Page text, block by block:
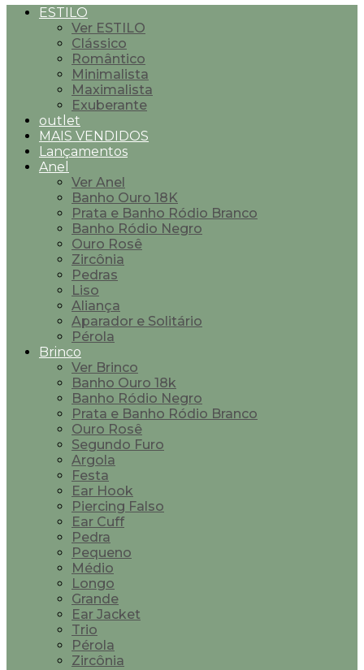
ESTILO
Ver ESTILO
Clássico
Romântico
Minimalista
Maximalista
Exuberante
outlet
MAIS VENDIDOS
Lançamentos
Anel
Ver Anel
Banho Ouro 18K
Prata e Banho Ródio Branco
Banho Ródio Negro
Ouro Rosê
Zircônia
Pedras
Liso
Aliança
Aparador e Solitário
Pérola
Brinco
Ver Brinco
Banho Ouro 18k
Banho Ródio Negro
Prata e Banho Ródio Branco
Ouro Rosê
Segundo Furo
Argola
Festa
Ear Hook
Piercing Falso
Ear Cuff
Pedra
Pequeno
Médio
Longo
Grande
Ear Jacket
Trio
Pérola
Zircônia